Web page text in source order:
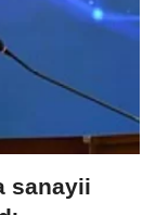
sanayii